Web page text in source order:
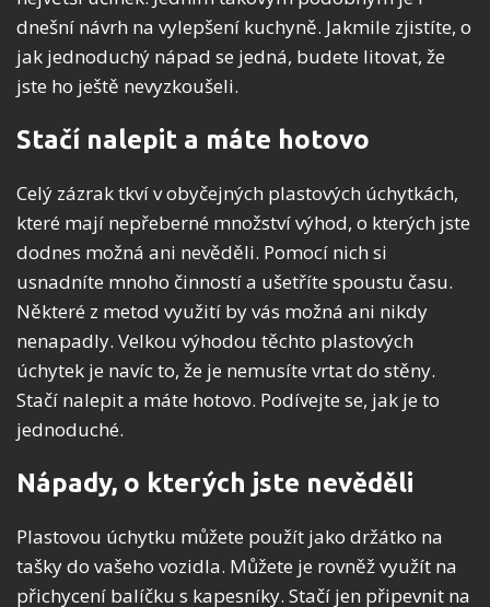
dnešní návrh na vylepšení kuchyně. Jakmile zjistíte, o
jak jednoduchý nápad se jedná, budete litovat, že
jste ho ještě nevyzkoušeli.
Stačí nalepit a máte hotovo
Celý zázrak tkví v obyčejných plastových úchytkách,
které mají nepřeberné množství výhod, o kterých jste
dodnes možná ani nevěděli. Pomocí nich si
usnadníte mnoho činností a ušetříte spoustu času.
Některé z metod využití by vás možná ani nikdy
nenapadly. Velkou výhodou těchto plastových
úchytek je navíc to, že je nemusíte vrtat do stěny.
Stačí nalepit a máte hotovo. Podívejte se, jak je to
jednoduché.
Nápady, o kterých jste nevěděli
Plastovou úchytku můžete použít jako držátko na
tašky do vašeho vozidla. Můžete je rovněž využít na
přichycení balíčku s kapesníky. Stačí jen připevnit na